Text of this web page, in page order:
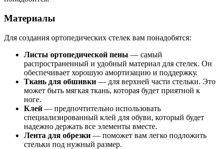
Материалы
Для создания ортопедических стелек вам понадобятся:
Листы ортопедической пены — самый
распространенный и удобный материал для стелек. Он
обеспечивает хорошую амортизацию и поддержку.
Ткань для обшивки — для верхней части стельки. Это
может быть мягкая ткань, которая будет приятной к
ноге.
Клей — предпочтительно использовать
специализированный клей для обуви, который будет
надежно держать все элементы вместе.
Лента для обрезки — поможет вам легко подложить
стельки под нужный размер.